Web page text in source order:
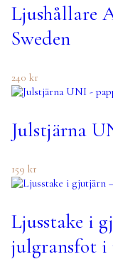
Ljushållare
Sweden
240 kr
Julstjärna
159 kr
Ljusstake i
julgransfot